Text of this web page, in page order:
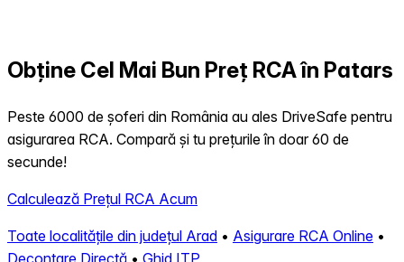
Obține Cel Mai Bun Preț RCA în Patars
Peste 6000 de șoferi din România au ales DriveSafe pentru
asigurarea RCA. Compară și tu prețurile în doar 60 de
secunde!
Calculează Prețul RCA Acum
Toate localitățile din județul Arad • Asigurare RCA Online •